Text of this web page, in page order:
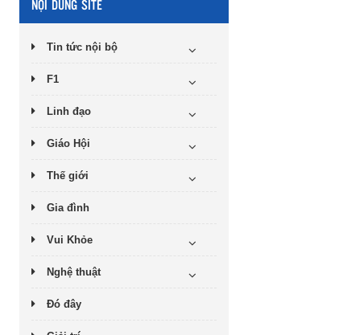
NỘI DUNG SITE
Tin tức nội bộ
F1
Linh đạo
Giáo Hội
Thế giới
Gia đình
Vui Khỏe
Nghệ thuật
Đó đây